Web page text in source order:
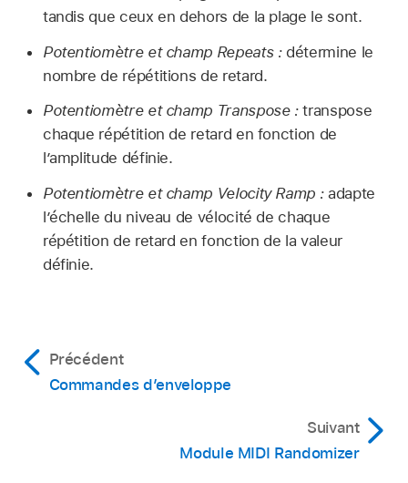
tandis que ceux en dehors de la plage le sont.
Potentiomètre et champ Repeats :détermine le
nombre de répétitions de retard.
Potentiomètre et champ Transpose :transpose
chaque répétition de retard en fonction de
l’amplitude définie.
Potentiomètre et champ Velocity Ramp :adapte
l’échelle du niveau de vélocité de chaque
répétition de retard en fonction de la valeur
définie.
Précédent
Commandes d’enveloppe
Suivant
Module MIDI Randomizer